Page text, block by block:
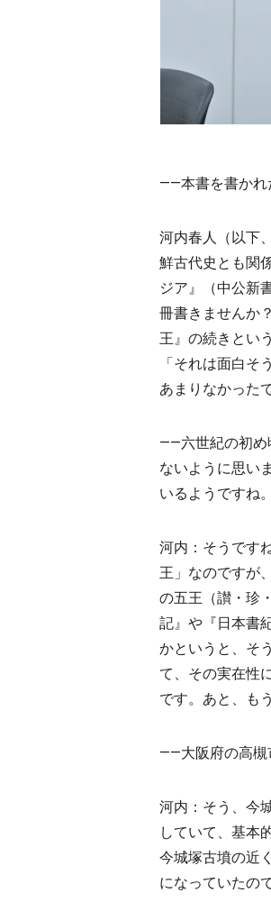
――本書を書かれ
河内春人（以下
鮮古代史とも関
ジア』（中公新
冊書きませんか
王』の続きとい
「それは面白
あまりなかった
――六世紀の初め
ないように思い
いるようですね。
河内：そうです
王」なのですが
の五王（讃・珍
記』や『日本書
かというと、そ
て、その実在性
です。あと、も
――大阪府の高
河内：そう、今
していて、基本
今城塚古墳の近
になっていたの